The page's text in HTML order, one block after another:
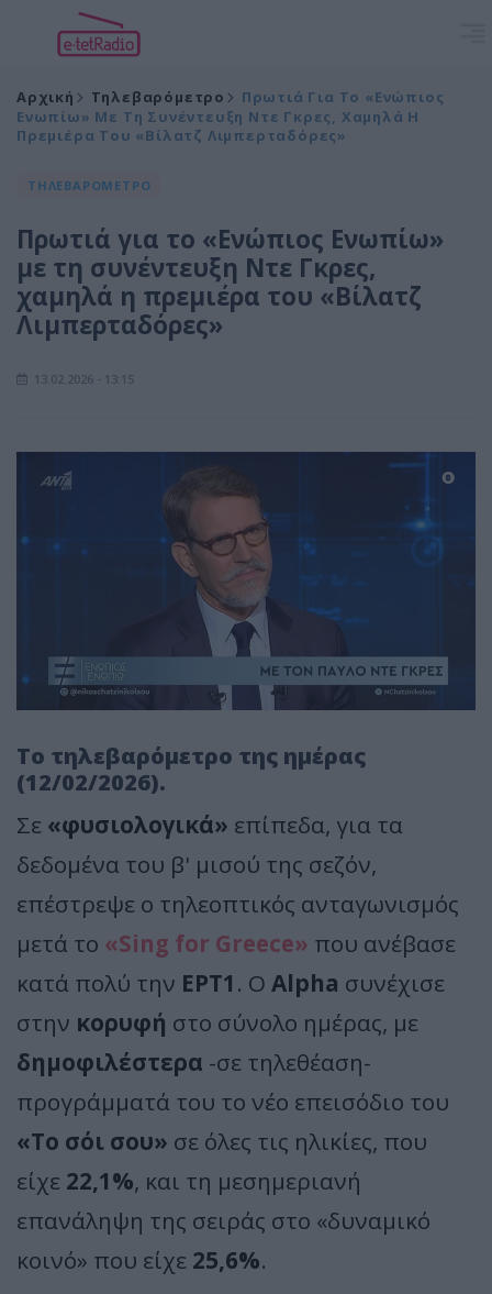
Αρχική Τηλεβαρόμετρο
Πρωτιά Για Το «Ενώπιος
Ενωπίω» Με Τη Συνέντευξη Ντε Γκρες, Χαμηλά Η
Πρεμιέρα Του «Βίλατζ Λιμπερταδόρες»
ΤΗΛΕΒΑΡΟΜΕΤΡΟ
Πρωτιά για το «Ενώπιος Ενωπίω»
με τη συνέντευξη Ντε Γκρες,
χαμηλά η πρεμιέρα του «Βίλατζ
Λιμπερταδόρες»
13.02.2026 - 13:15
Το τηλεβαρόμετρο της ημέρας
(12/02/2026).
Σε «φυσιολογικά» επίπεδα, για τα
δεδομένα του β' μισού της σεζόν,
επέστρεψε ο τηλεοπτικός ανταγωνισμός
μετά το «Sing for Greece» που ανέβασε
κατά πολύ την ΕΡΤ1 . Ο Alpha συνέχισε
στην κορυφή στο σύνολο ημέρας, με
δημοφιλέστερα -σε τηλεθέαση-
προγράμματά του το νέο επεισόδιο του
«Το σόι σου» σε όλες τις ηλικίες, που
είχε 22,1%, και τη μεσημεριανή
επανάληψη της σειράς στο «δυναμικό
κοινό» που είχε 25,6%.